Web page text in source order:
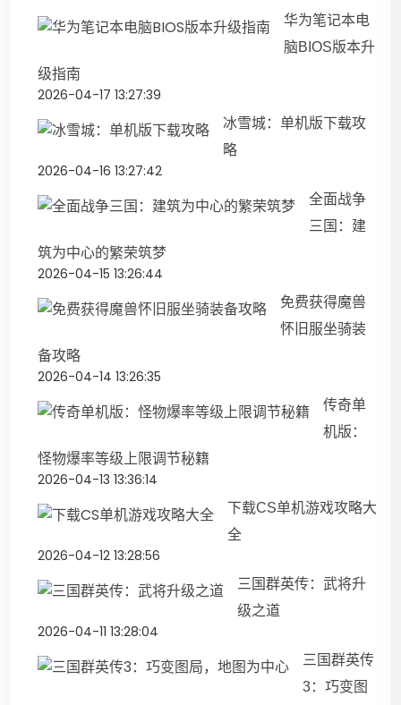
华为笔记本电
脑BIOS版本升
级指南
2026-04-17 13:27:39
冰雪城：单机版下载攻
略
2026-04-16 13:27:42
全面战争
三国：建
筑为中心的繁荣筑梦
2026-04-15 13:26:44
免费获得魔兽
怀旧服坐骑装
备攻略
2026-04-14 13:26:35
传奇单
机版：
怪物爆率等级上限调节秘籍
2026-04-13 13:36:14
下载CS单机游戏攻略大
全
2026-04-12 13:28:56
三国群英传：武将升
级之道
2026-04-11 13:28:04
三国群英传
3：巧变图